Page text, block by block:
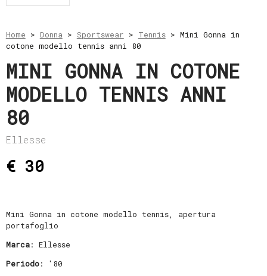
Home > Donna > Sportswear > Tennis> Mini Gonna in
cotone modello tennis anni 80
MINI GONNA IN COTONE
MODELLO TENNIS ANNI
80
Ellesse
€ 30
Mini Gonna in cotone modello tennis, apertura
portafoglio
Marca: Ellesse
Periodo: '80